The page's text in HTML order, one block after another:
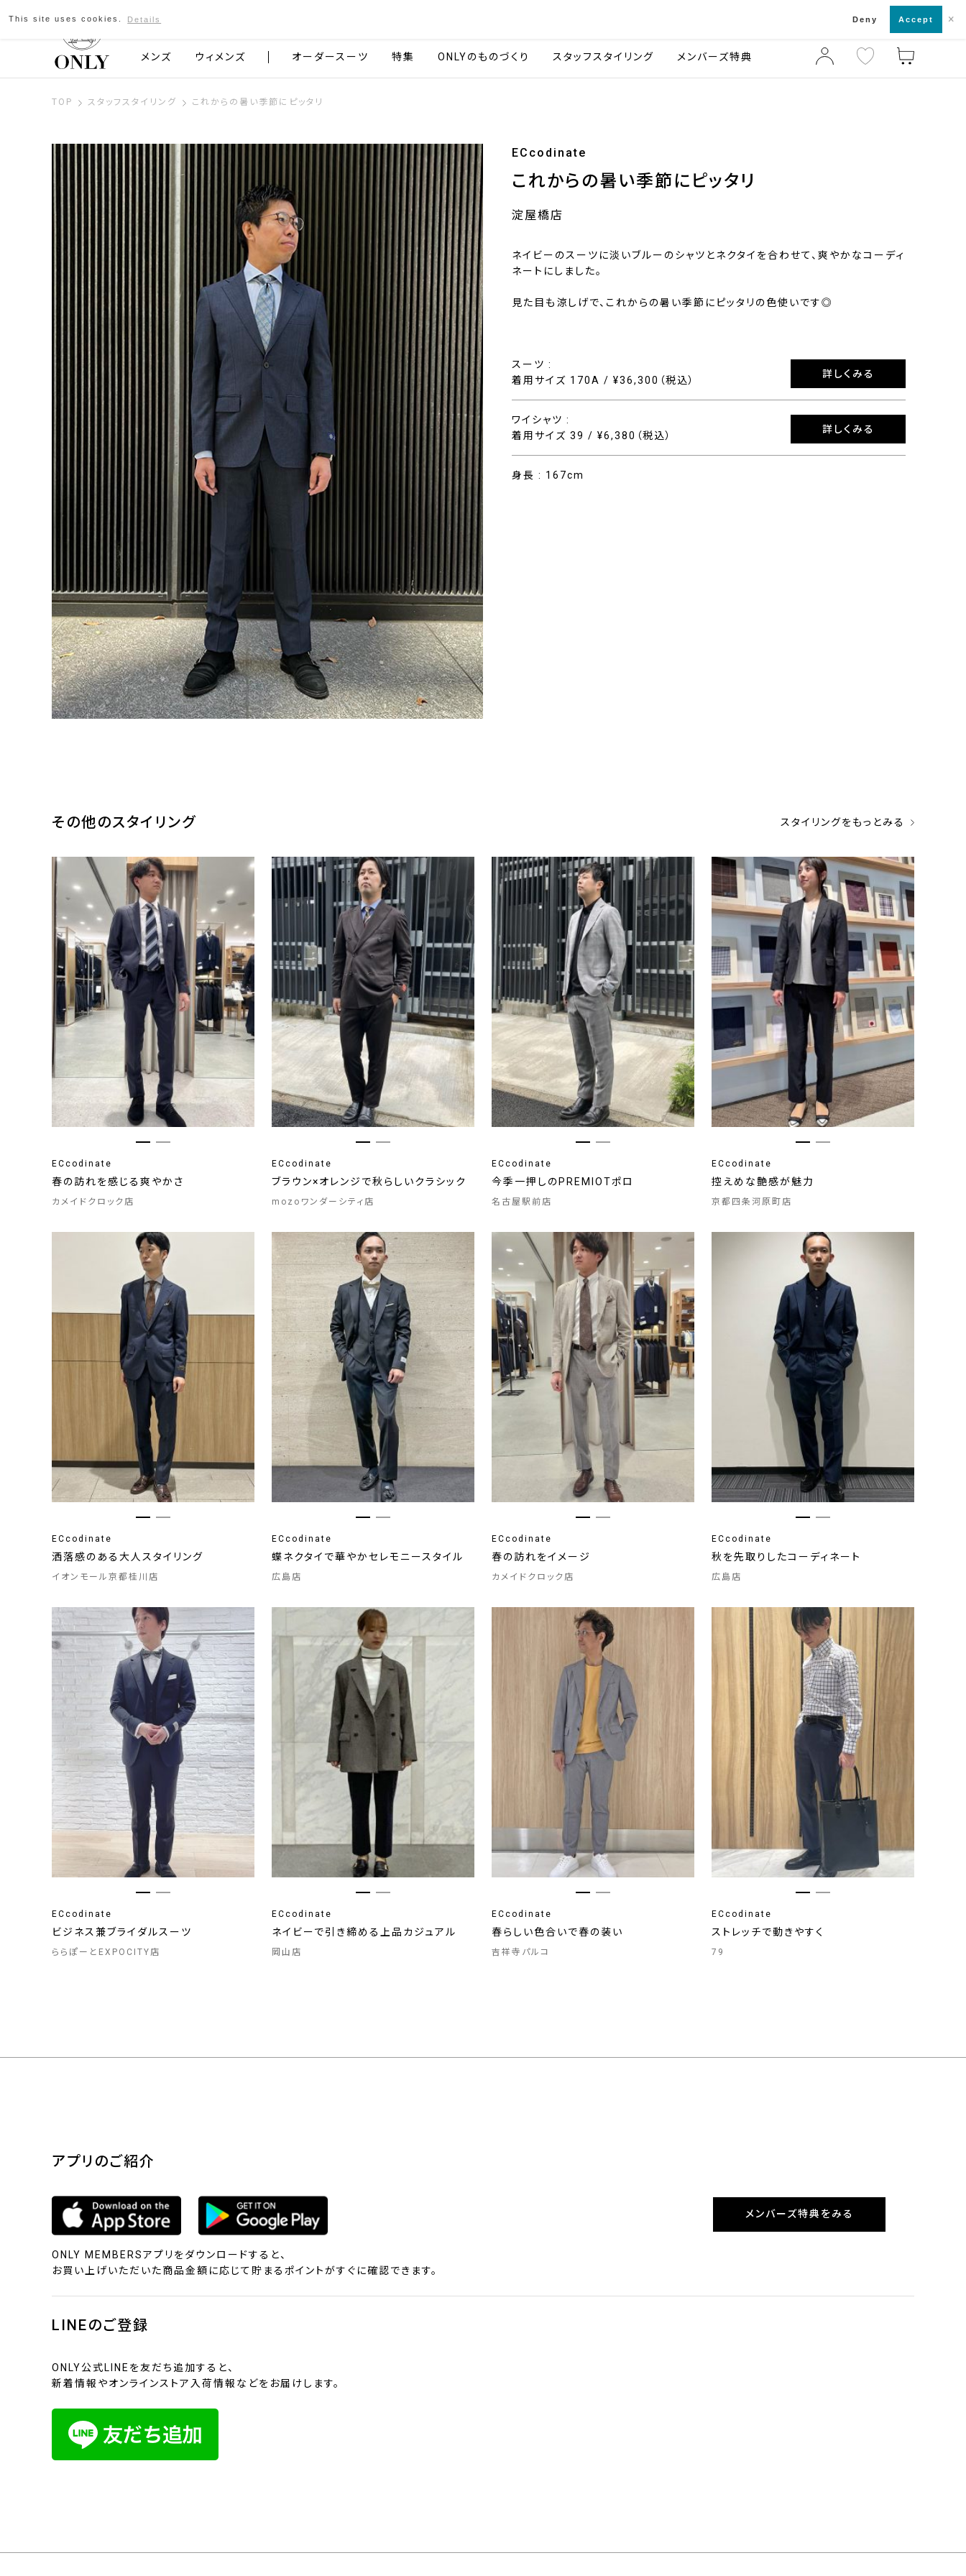
京都発のスーツブランド ONLY 店舗一覧・来店予約
メンズ ウィメンズ オーダースーツ 特集 ONLYのものづくり スタッフスタイリング メンバーズ特典
TOP スタッフスタイリング これからの暑い季節にピッタリ
ECcodinate
これからの暑い季節にピッタリ
淀屋橋店
ネイビーのスーツに淡いブルーのシャツとネクタイを合わせて、爽やかなコーディ
ネートにしました。
見た目も涼しげで、これからの暑い季節にピッタリの色使いです◎
スーツ :
着用サイズ 170A / ¥36,300（税込）
詳しくみる
ワイシャツ :
着用サイズ 39 / ¥6,380（税込）
詳しくみる
身長 : 167cm
その他のスタイリング スタイリングをもっとみる
ECcodinate
春の訪れを感じる爽やかさ
カメイドクロック店
ECcodinate
ブラウン×オレンジで秋らしいクラシック
mozoワンダーシティ店
ECcodinate
今季一押しのPREMIOTポロ
名古屋駅前店
ECcodinate
控えめな艶感が魅力
京都四条河原町店
ECcodinate
洒落感のある大人スタイリング
イオンモール京都桂川店
ECcodinate
蝶ネクタイで華やかセレモニースタイル
広島店
ECcodinate
春の訪れをイメージ
カメイドクロック店
ECcodinate
秋を先取りしたコーディネート
広島店
ECcodinate
ビジネス兼ブライダルスーツ
ららぽーとEXPOCITY店
ECcodinate
ネイビーで引き締める上品カジュアル
岡山店
ECcodinate
春らしい色合いで春の装い
吉祥寺パルコ
ECcodinate
ストレッチで動きやすく
79
アプリのご紹介
ONLY MEMBERSアプリをダウンロードすると、
お買い上げいただいた商品金額に応じて貯まるポイントがすぐに確認できます。
メンバーズ特典をみる
LINEのご登録
ONLY公式LINEを友だち追加すると、
新着情報やオンラインストア入荷情報などをお届けします。
This site uses cookies. Details Deny Accept ×